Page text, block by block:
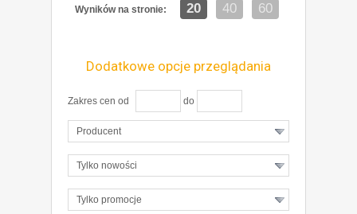
Wyników na stronie: 20 40 60
Dodatkowe opcje przeglądania
Zakres cen od do
Producent
Tylko nowości
Tylko promocje